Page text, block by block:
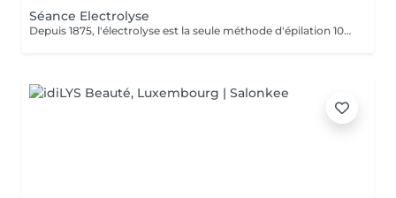
Séance Electrolyse
Depuis 1875, l'électrolyse est la seule méthode d'épilation 100% définitive reconnue par les agences de réglementation gouvernementales. Toutes les couleurs de peau et de poil ainsi que toutes les régions peuvent être traitées efficacement et sans aucun compromis. Apilus offre une technologie avancée qui a fait ses preuves en épilation. Déjà utilisés par des milliers de centres à travers le monde entier, les appareils d'électrolyse Apilus offrent des traitements plus efficaces, plus confortables, et des résultats complètement définitifs beaucoup plus rapidement que tout autre système d'épilation. N'hésitez pas à nous contacter pour de plus amples informations.